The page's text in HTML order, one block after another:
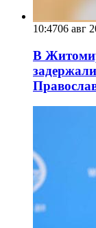
10:4706 авг
В